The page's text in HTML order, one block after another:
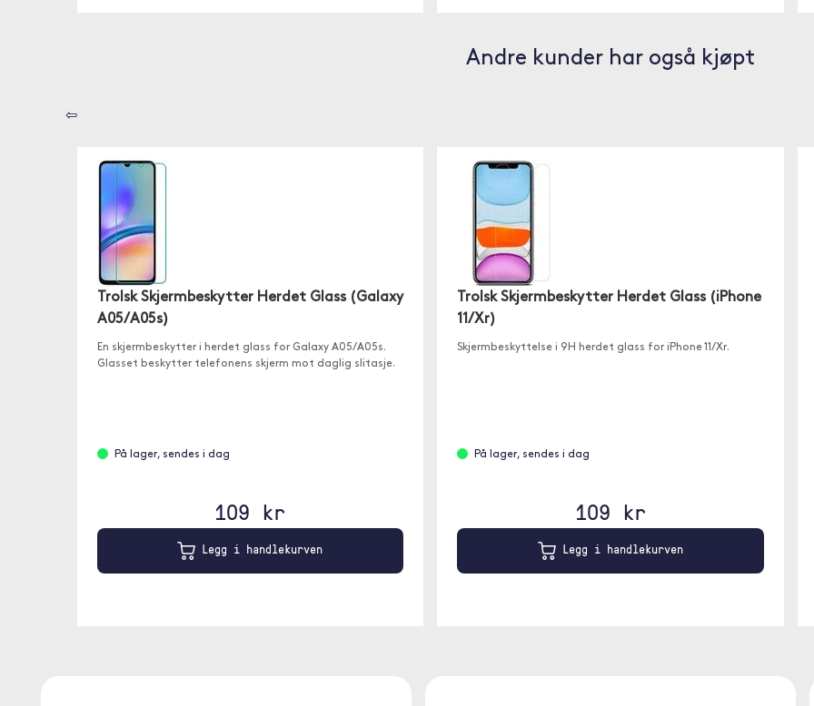
Andre kunder har også kjøpt
⇦
Trolsk Skjermbeskytter Herdet Glass (Galaxy
A05/A05s)
En skjermbeskytter i herdet glass for Galaxy A05/A05s.
Glasset beskytter telefonens skjerm mot daglig slitasje.
På lager, sendes i dag
109 kr
Legg i handlekurven
Trolsk Skjermbeskytter Herdet Glass (iPhone
11/Xr)
Skjermbeskyttelse i 9H herdet glass for iPhone 11/Xr.
På lager, sendes i dag
109 kr
Legg i handlekurven